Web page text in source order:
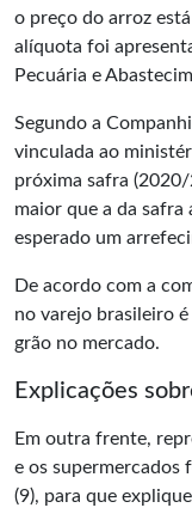
o preço do arroz
alíquota foi
Pecuária e
Segundo a
vinculada ao
próxima safra
maior que a da
esperado um
De acordo com a
no varejo brasileiro
grão no mercado.
Explicações
Em outra frente,
e os supermercados
(9), para que